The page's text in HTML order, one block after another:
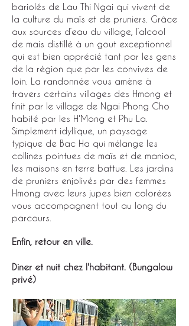
bariolés de Lau Thi Ngai qui vivent de
la culture du maïs et de pruniers. Grâce
aux sources d’eau du village, l’alcool
de mais distillé à un gout exceptionnel
qui est bien apprécié tant par les gens
de la région que par les convives de
loin. La randonnée vous amène à
travers certains villages des Hmong et
finit par le village de Ngai Phong Cho
habité par les H'Mong et Phu La.
Simplement idyllique, un paysage
typique de Bac Ha qui mélange les
collines pointues de maïs et de manioc,
les maisons en terre battue. Les jardins
de pruniers enjolivés par des femmes
Hmong avec leurs jupes bien colorées
vous accompagnent tout au long du
parcours.
Enfin, retour en ville.
Diner et nuit chez l'habitant. (Bungalow
privé)